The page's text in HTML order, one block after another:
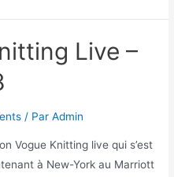
Live –
/ ParAdmin
Vogue Knitting live qui s’est
à New-York au Marriott